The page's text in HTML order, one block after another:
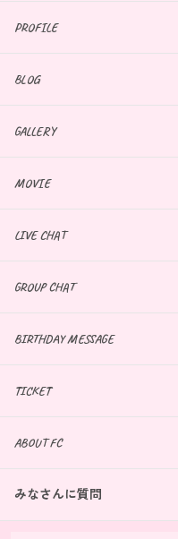
PROFILE
BLOG
GALLERY
MOVIE
LIVE CHAT
GROUP CHAT
BIRTHDAY MESSAGE
TICKET
ABOUT FC
みなさんに質問